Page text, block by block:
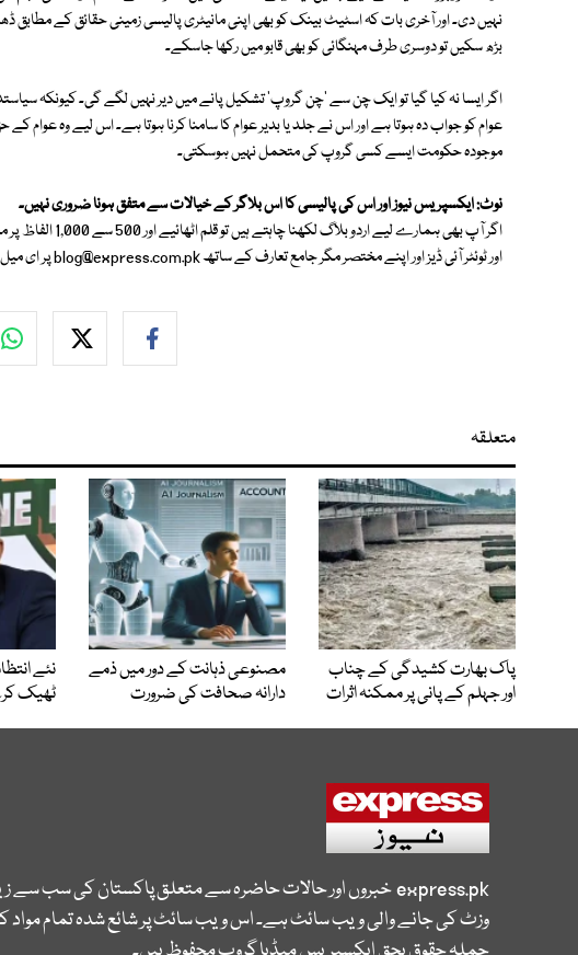
نہیں دی۔ اور آخری بات کہ اسٹیٹ بینک کو بھی اپنی مانیٹری پالیسی زمینی حقائق کے
بڑھ سکیں تو دوسری طرف مہنگائی کو بھی قابو میں رکھا جاسکے۔
اگر ایسا نہ کیا گیا تو ایک چن سے 'چن گروپ' تشکیل پانے میں دیر نہیں لگے گی۔ کیونکہ
عوام کو جواب دہ ہوتا ہے اور اس نے جلد یا بدیر عوام کا سامنا کرنا ہوتا ہے۔ اس لیے وہ عوام
موجودہ حکومت ایسے کسی گروپ کی متحمل نہیں ہوسکتی۔
نوٹ: ایکسپریس نیوز اور اس کی پالیسی کا اس بلاگر کے خیالات سے متفق ہونا ضروری نہیں۔
اگر آپ بھی ہمارے
اور ٹوئٹر آئی ڈیز اور اپنے مختصر مگر جامع تعارف کے ساتھblog@express.com.pkپر ای
متعلقہ
پاک بھارت کشیدگی کے چناب
اور جہلم کے پانی پر ممکنہ اثرات
مصنوعی ذہانت کے دور میں ذمے
دارانہ صحافت کی ضرورت
نئے
ٹھیک
express.pkخبروں اور حالات حاضرہ سے متعلق پاکستان کی سب سے
وزٹ کی جانے والی ویب سائٹ ہے۔ اس ویب سائٹ پر شائع شدہ تمام مواد